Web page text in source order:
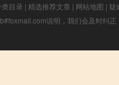
目录 | 精选推荐文章 | 网站地图 | 疑
说明，我们会及时纠正